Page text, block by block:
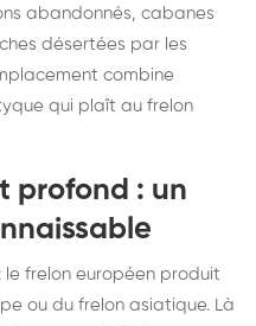
abandonnés, cabanes
désertées par les
combine
qui plaît au frelon
profond : un
le frelon européen produit
ou du frelon asiatique. Là